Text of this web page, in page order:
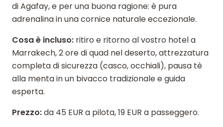
di Agafay, e per una buona ragione: è pura
adrenalina in una cornice naturale eccezionale.
Cosa è incluso: ritiro e ritorno al vostro hotel a
Marrakech, 2 ore di quad nel deserto, attrezzatura
completa di sicurezza (casco, occhiali), pausa tè
alla menta in un bivacco tradizionale e guida
esperta.
Prezzo:da 45 EUR a pilota, 19 EUR a passeggero.